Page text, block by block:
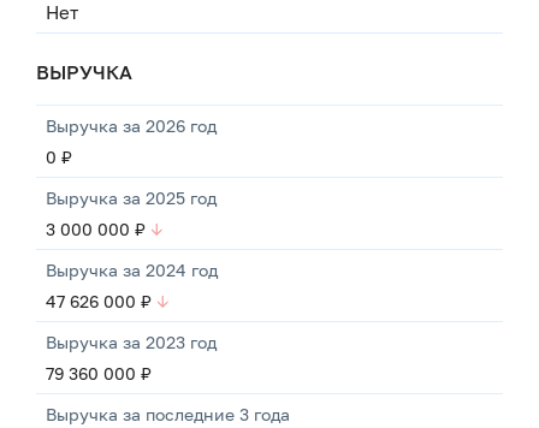
Нет
ВЫРУЧКА
Выручка за 2026 год
0 ₽
Выручка за 2025 год
3 000 000 ₽ ↓
Выручка за 2024 год
47 626 000 ₽ ↓
Выручка за 2023 год
79 360 000 ₽
Выручка за последние 3 года